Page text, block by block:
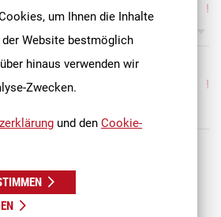
!
!
um Ihnen die Inhalte
Website bestmöglich
hinaus verwenden wir
Zwecken.
und den Cookie-